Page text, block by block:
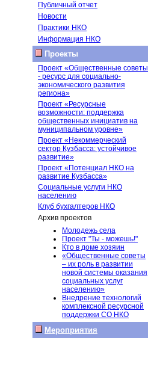
Публичный отчет
Новости
Практики НКО
Информация НКО
Проекты
Проект «Общественные советы
- ресурс для социально-
экономического развития
региона»
Проект «Ресурсные
возможности: поддержка
общественных инициатив на
муниципальном уровне»
Проект «Некоммерческий
сектор Кузбасса: устойчивое
развитие»
Проект «Потенциал НКО на
развитие Кузбасса»
Социальные услуги НКО
населению
Клуб бухгалтеров НКО
Архив проектов
Молодежь села
Проект "Ты - можешь!"
Кто в доме хозяин
«Общественные советы
– их роль в развитии
новой системы оказания
социальных услуг
населению»
Внедрение технологий
комплексной ресурсной
поддержки СО НКО
Мероприятия